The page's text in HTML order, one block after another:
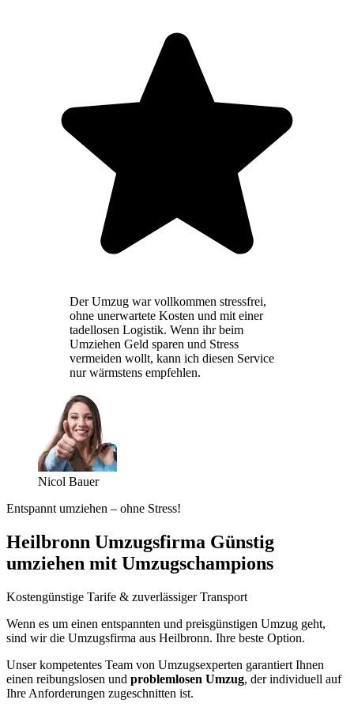
Der Umzug war vollkommen stressfrei,
ohne unerwartete Kosten und mit einer
tadellosen Logistik. Wenn ihr beim
Umziehen Geld sparen und Stress
vermeiden wollt, kann ich diesen Service
nur wärmstens empfehlen.
Nicol Bauer
Entspannt umziehen – ohne Stress!
Heilbronn Umzugsfirma Günstig
umziehen mit Umzugschampions
Kostengünstige Tarife & zuverlässiger Transport
Wenn es um einen entspannten und preisgünstigen Umzug geht,
sind wir die Umzugsfirma aus Heilbronn. Ihre beste Option.
Unser kompetentes Team von Umzugsexperten garantiert Ihnen
einen reibungslosen und problemlosen Umzug, der individuell auf
Ihre Anforderungen zugeschnitten ist.